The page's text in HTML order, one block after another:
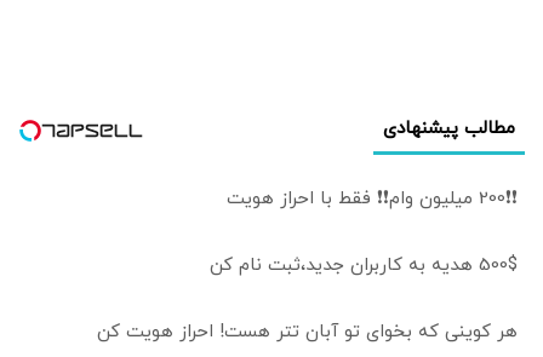
مطالب پیشنهادی
❗❗200 میلیون وام❗❗ فقط با احراز هویت
500$ هدیه به کاربران جدید،ثبت نام کن
هر کوینی که بخوای تو آبان تتر هست! احراز هویت کن